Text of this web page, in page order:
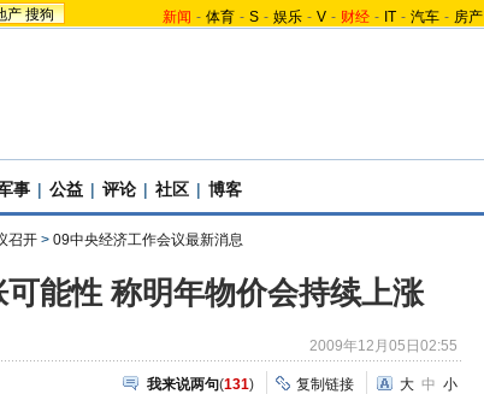
产 搜狗 新闻 - 体育 - S - 娱乐 - V - 财经 - IT - 汽车 - 房产
事 | 公益 | 评论 | 社区 | 博客
召开 > 09中央经济工作会议最新消息
能性 称明年物价会持续上涨
2009年12月05日02:55
我来说两句(131) 复制链接 大 中 小